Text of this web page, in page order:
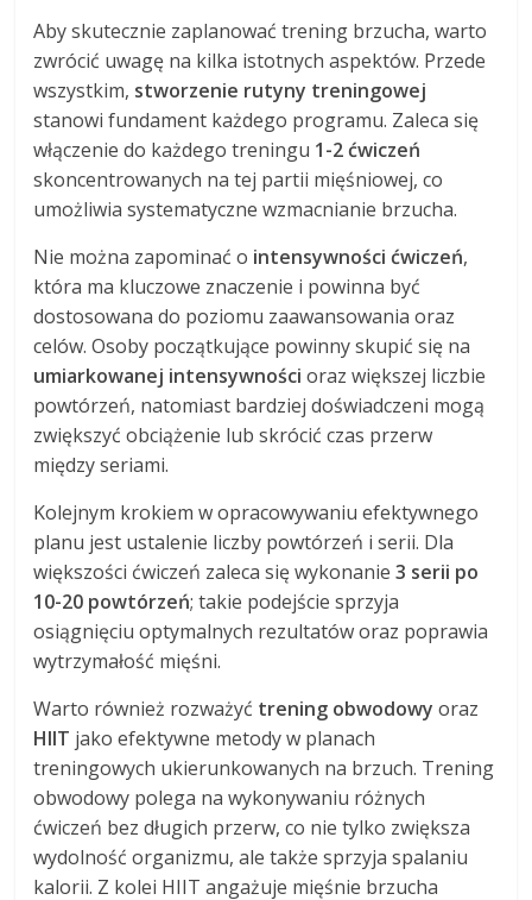
Aby skutecznie zaplanować trening brzucha, warto
zwrócić uwagę na kilka istotnych aspektów. Przede
wszystkim, stworzenie rutyny treningowej
stanowi fundament każdego programu. Zaleca się
włączenie do każdego treningu 1-2 ćwiczeń
skoncentrowanych na tej partii mięśniowej, co
umożliwia systematyczne wzmacnianie brzucha.
Nie można zapominać o intensywności ćwiczeń,
która ma kluczowe znaczenie i powinna być
dostosowana do poziomu zaawansowania oraz
celów. Osoby początkujące powinny skupić się na
umiarkowanej intensywności oraz większej liczbie
powtórzeń, natomiast bardziej doświadczeni mogą
zwiększyć obciążenie lub skrócić czas przerw
między seriami.
Kolejnym krokiem w opracowywaniu efektywnego
planu jest ustalenie liczby powtórzeń i serii. Dla
większości ćwiczeń zaleca się wykonanie3 serii po
10-20 powtórzeń; takie podejście sprzyja
osiągnięciu optymalnych rezultatów oraz poprawia
wytrzymałość mięśni.
Warto również rozważyć trening obwodowy oraz
HIIT jako efektywne metody w planach
treningowych ukierunkowanych na brzuch. Trening
obwodowy polega na wykonywaniu różnych
ćwiczeń bez długich przerw, co nie tylko zwiększa
wydolność organizmu, ale także sprzyja spalaniu
kalorii. Z kolei HIIT angażuje mięśnie brzucha